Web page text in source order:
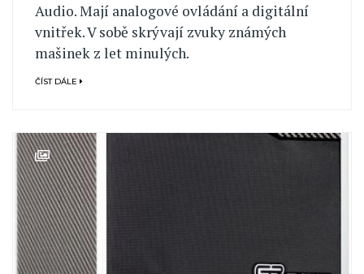
Audio. Mají analogové ovládání a digitální
vnitřek. V sobě skrývají zvuky známých
mašinek z let minulých.
ČÍST DÁLE